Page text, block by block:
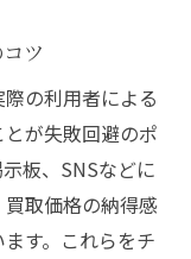
ツ
の利用者による
が失敗回避のポ
板、SNSなどに
取価格の納得感
す。これらをチ